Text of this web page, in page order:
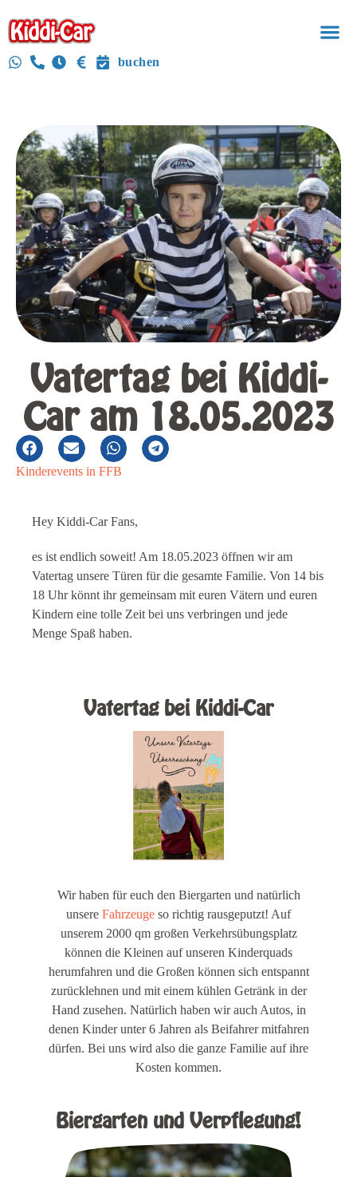
buchen
Vatertag bei Kiddi-
Car am 18.05.2023
Kinderevents in FFB
Hey Kiddi-Car Fans,
es ist endlich soweit! Am 18.05.2023 öffnen wir am
Vatertag unsere Türen für die gesamte Familie. Von 14 bis
18 Uhr könnt ihr gemeinsam mit euren Vätern und euren
Kindern eine tolle Zeit bei uns verbringen und jede
Menge Spaß haben.
Vatertag bei Kiddi-Car
Wir haben für euch den Biergarten und natürlich
unsere Fahrzeuge so richtig rausgeputzt! Auf
unserem 2000 qm großen Verkehrsübungsplatz
können die Kleinen auf unseren Kinderquads
herumfahren und die Großen können sich entspannt
zurücklehnen und mit einem kühlen Getränk in der
Hand zusehen. Natürlich haben wir auch Autos, in
denen Kinder unter 6 Jahren als Beifahrer mitfahren
dürfen. Bei uns wird also die ganze Familie auf ihre
Kosten kommen.
Biergarten und Verpflegung!